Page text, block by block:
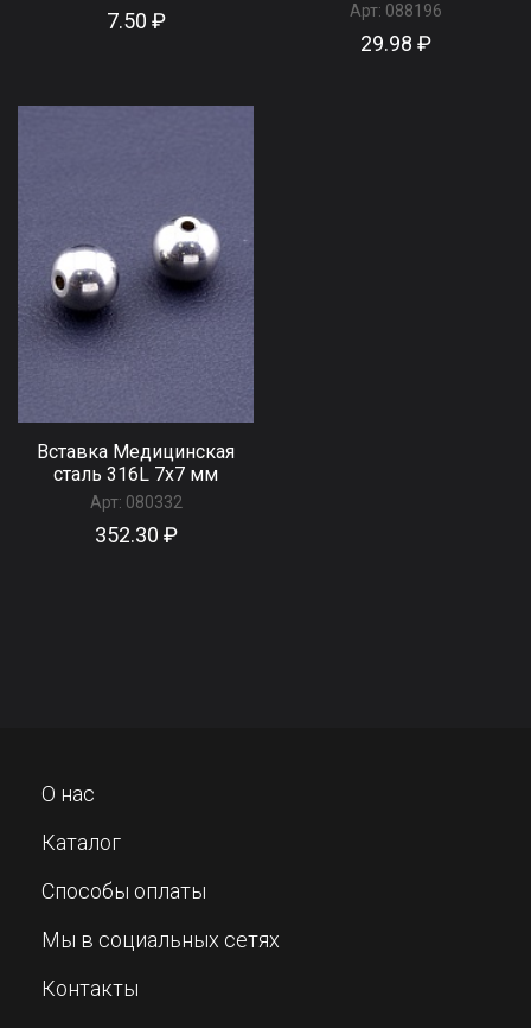
7.50 ₽ Арт: 088196
29.98 ₽
Вставка Медицинская
сталь 316L 7х7 мм
Арт: 080332
352.30 ₽
О нас
Каталог
Способы оплаты
Мы в социальных сетях
Контакты